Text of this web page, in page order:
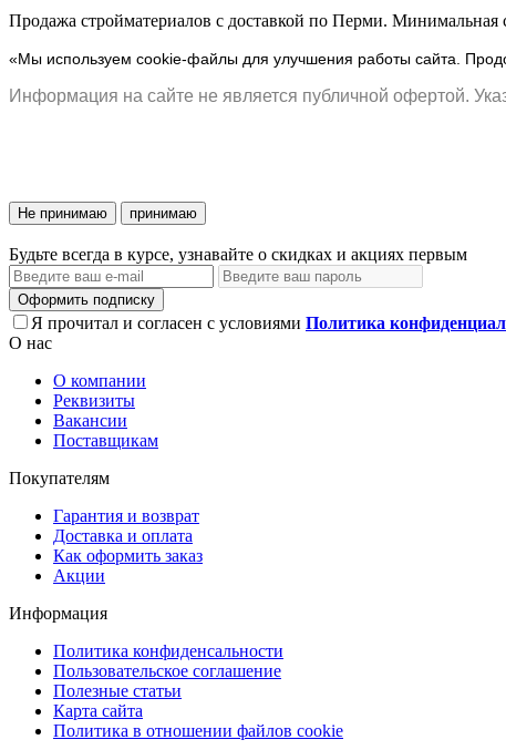
Продажа стройматериалов с доставкой по Перми. Минимальная
«Мы используем cookie-файлы для улучшения работы сайта.
Информация на сайте не является публичной офертой.
Не принимаю принимаю
Будьте всегда в курсе, узнавайте о скидках и акциях первым
Оформить подписку
Я прочитал и согласен с условиями Политика
О нас
О компании
Реквизиты
Вакансии
Поставщикам
Покупателям
Гарантия и возврат
Доставка и оплата
Как оформить заказ
Акции
Информация
Политика конфиденсальности
Пользовательское соглашение
Полезные статьи
Карта сайта
Политика в отношении файлов cookie